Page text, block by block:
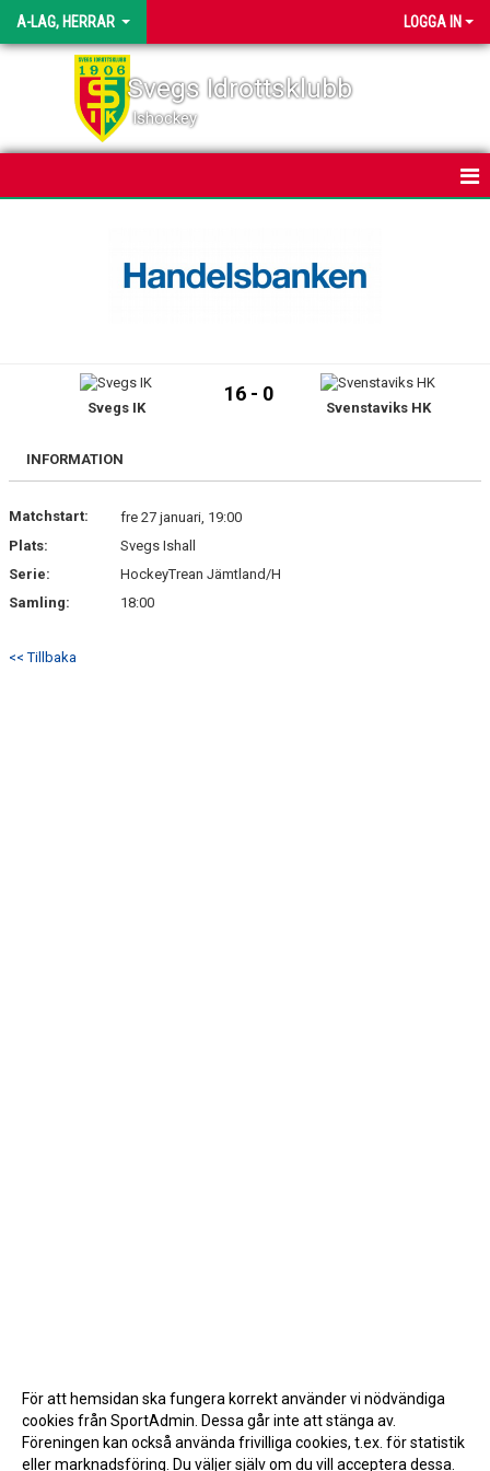
A-LAG, HERRAR LOGGA IN
Svegs Idrottsklubb
Ishockey
BILDGALLERI
KONTAKT
Svegs IK
16 - 0
Svenstaviks HK
INFORMATION
Matchstart:
fre 27 januari, 19:00
Plats:
Svegs Ishall
Serie:
HockeyTrean Jämtland/H
Samling:
18:00
<< Tillbaka
För att hemsidan ska fungera korrekt använder vi nödvändiga
cookies från SportAdmin. Dessa går inte att stänga av.
Föreningen kan också använda frivilliga cookies, t.ex. för statistik
eller marknadsföring. Du väljer själv om du vill acceptera dessa.